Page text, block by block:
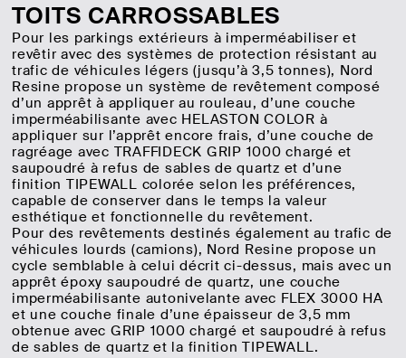
TOITS CARROSSABLES
Pour les parkings extérieurs à imperméabiliser et
revêtir avec des systèmes de protection résistant au
trafic de véhicules légers (jusqu’à 3,5 tonnes), Nord
Resine propose un système de revêtement composé
d’un apprêt à appliquer au rouleau, d’une couche
imperméabilisante avec HELASTON COLOR à
appliquer sur l’apprêt encore frais, d’une couche de
ragréage avec TRAFFIDECK GRIP 1000 chargé et
saupoudré à refus de sables de quartz et d’une
finition TIPEWALL colorée selon les préférences,
capable de conserver dans le temps la valeur
esthétique et fonctionnelle du revêtement.
Pour des revêtements destinés également au trafic de
véhicules lourds (camions), Nord Resine propose un
cycle semblable à celui décrit ci-dessus, mais avec un
apprêt époxy saupoudré de quartz, une couche
imperméabilisante autonivelante avec FLEX 3000 HA
et une couche finale d’une épaisseur de 3,5 mm
obtenue avec GRIP 1000 chargé et saupoudré à refus
de sables de quartz et la finition TIPEWALL.